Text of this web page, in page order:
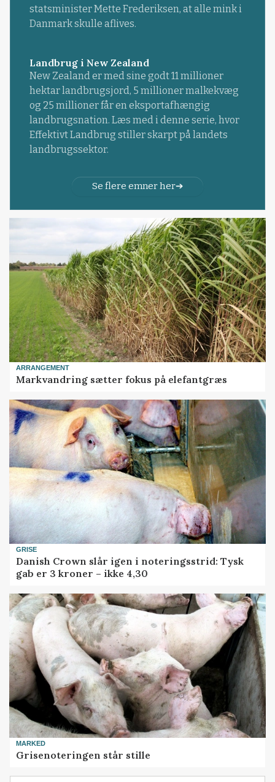
statsminister Mette Frederiksen, at alle mink i
Danmark skulle aflives.
Landbrug i New Zealand
New Zealand er med sine godt 11 millioner
hektar landbrugsjord, 5 millioner malkekvæg
og 25 millioner får en eksportafhængig
landbrugsnation. Læs med i denne serie, hvor
Effektivt Landbrug stiller skarpt på landets
landbrugssektor.
Se flere emner her
ARRANGEMENT
Markvandring sætter fokus på elefantgræs
GRISE
Danish Crown slår igen i noteringsstrid: Tysk
gab er 3 kroner – ikke 4,30
MARKED
Grisenoteringen står stille